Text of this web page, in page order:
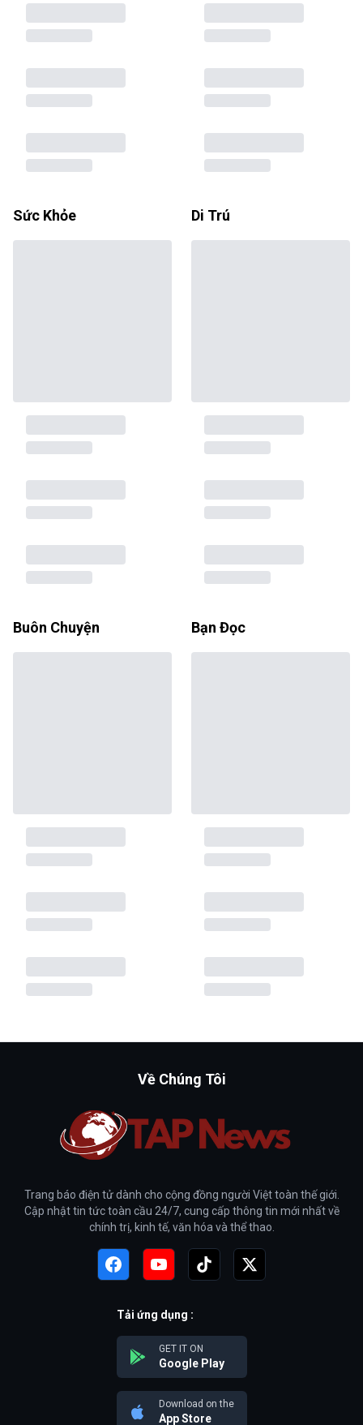
Sức Khỏe Di Trú
Buôn Chuyện Bạn Đọc
Về Chúng Tôi
Trang báo điện tử dành cho cộng đồng người Việt toàn thế giới.
Cập nhật tin tức toàn cầu 24/7, cung cấp thông tin mới nhất về
chính trị, kinh tế, văn hóa và thể thao.
Tải ứng dụng :
GET IT ON
Google Play
Download on the
App Store